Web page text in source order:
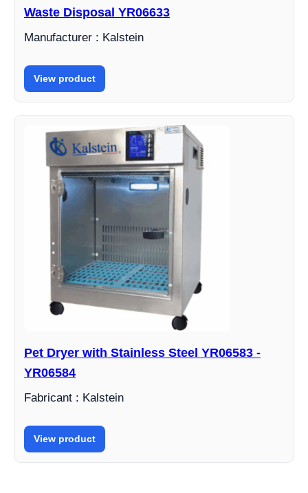
Waste Disposal YR06633
Manufacturer : Kalstein
View product
Pet Dryer with Stainless Steel YR06583 -
YR06584
Fabricant : Kalstein
View product